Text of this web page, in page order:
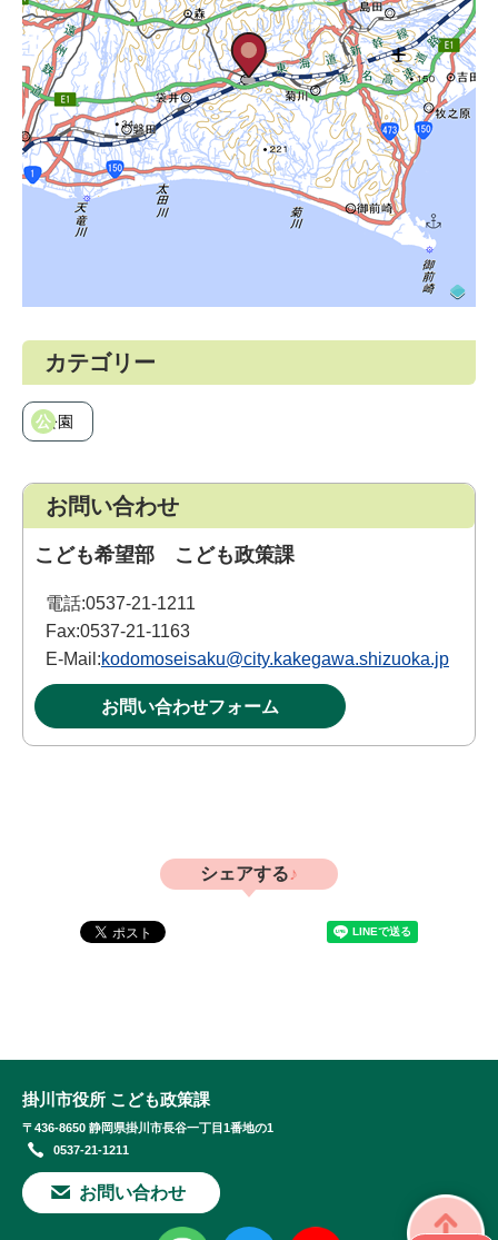
カテゴリー
公園
お問い合わせ
こども希望部 こども政策課
電話:0537-21-1211
Fax:0537-21-1163
E-Mail:kodomoseisaku@city.kakegawa.shizuoka.jp
お問い合わせフォーム
シェアする
掛川市役所 こども政策課
〒436-8650 静岡県掛川市長谷一丁目1番地の1
0537-21-1211
お問い合わせ